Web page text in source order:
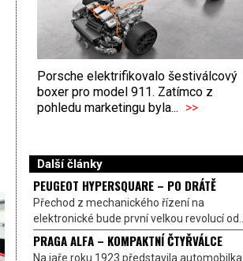
Porsche elektrifikovalo šestiválcový
boxer pro model 911. Zatímco z
pohledu marketingu byla... >>
Další články
PEUGEOT HYPERSQUARE – PO DRÁTĚ
Přechod z mechanického řízení na
elektronické bude první velkou revolucí od...
PRAGA ALFA – KOMPAKTNÍ ČTYŘVÁLCE
Na jaře roku 1923 představila automobilka